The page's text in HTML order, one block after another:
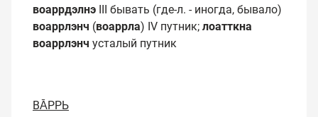
воаррдэлнэ III бывать (где-л. - иногда, бывало)
воаррлэнч (воаррла) IV путник; лоатткна
воаррлэнч усталый путник
ВА̄РРЬ